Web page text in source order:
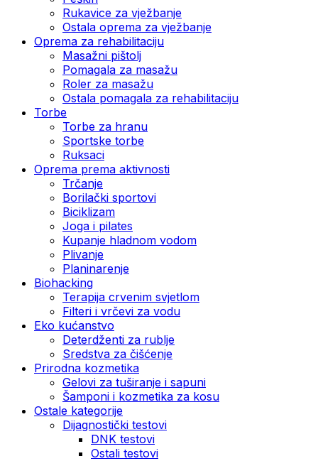
Rukavice za vježbanje
Ostala oprema za vježbanje
Oprema za rehabilitaciju
Masažni pištolj
Pomagala za masažu
Roler za masažu
Ostala pomagala za rehabilitaciju
Torbe
Torbe za hranu
Sportske torbe
Ruksaci
Oprema prema aktivnosti
Trčanje
Borilački sportovi
Biciklizam
Joga i pilates
Kupanje hladnom vodom
Plivanje
Planinarenje
Biohacking
Terapija crvenim svjetlom
Filteri i vrčevi za vodu
Eko kućanstvo
Deterdženti za rublje
Sredstva za čišćenje
Prirodna kozmetika
Gelovi za tuširanje i sapuni
Šamponi i kozmetika za kosu
Ostale kategorije
Dijagnostički testovi
DNK testovi
Ostali testovi